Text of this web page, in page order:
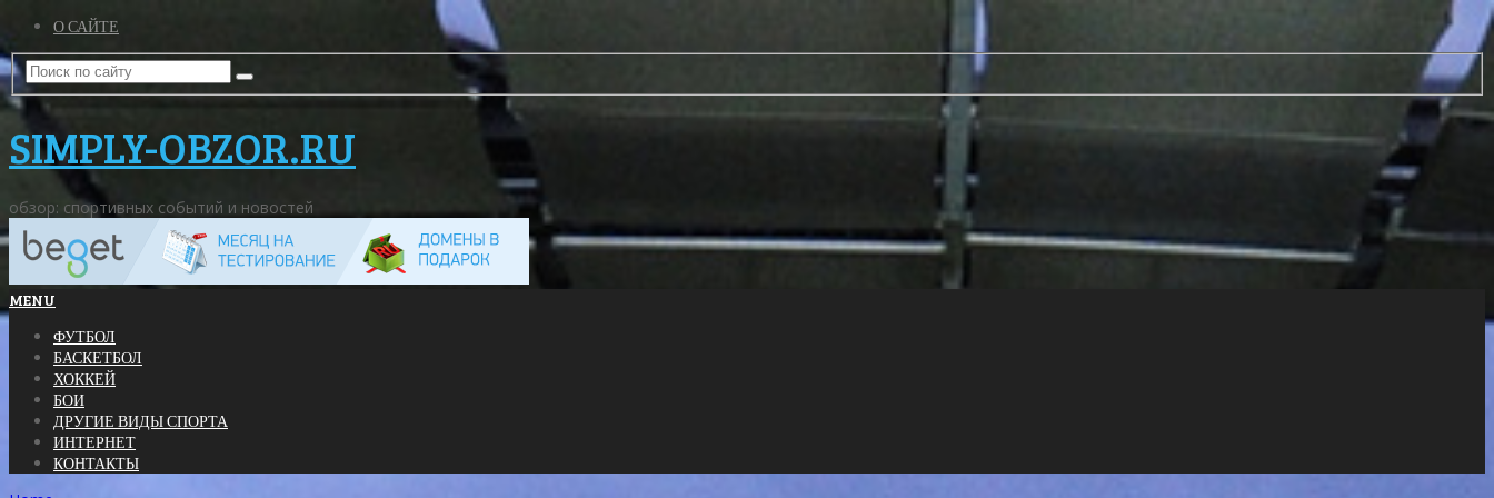
О САЙТЕ
SIMPLY-OBZOR.RU
обзор: спортивных событий и новостей
MENU
ФУТБОЛ
БАСКЕТБОЛ
ХОККЕЙ
БОИ
ДРУГИЕ ВИДЫ СПОРТА
ИНТЕРНЕТ
КОНТАКТЫ